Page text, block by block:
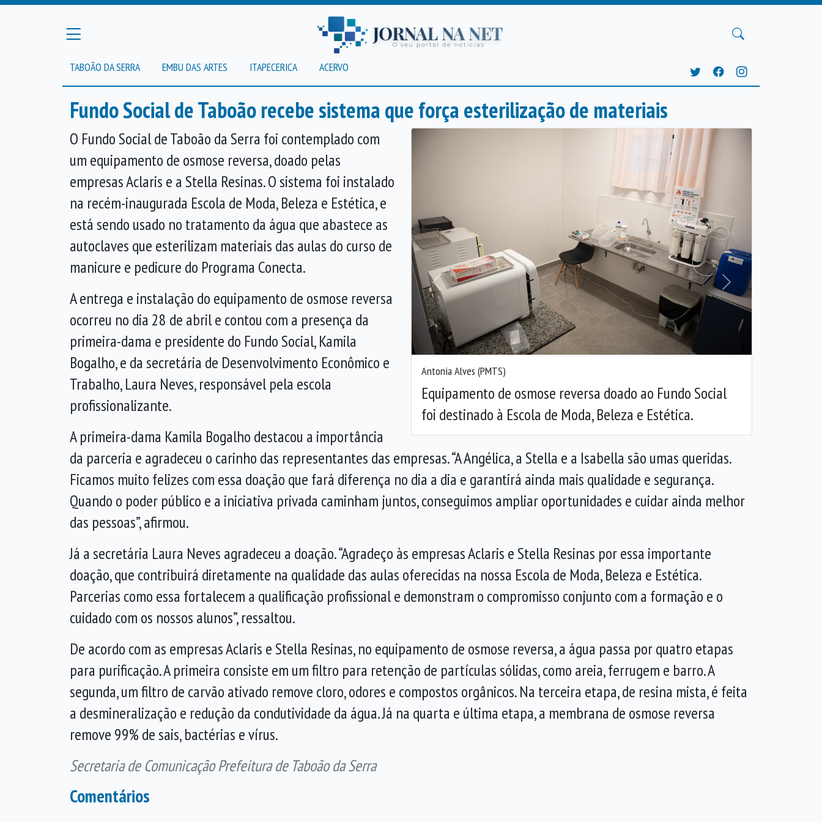
TABOÃO DA SERRA EMBU DAS ARTES ITAPECERICA ACERVO
Fundo Social de Taboão recebe sistema que força esterilização de materiais
Antonia Alves (PMTS)
Equipamento de osmose reversa doado ao Fundo Social
foi destinado à Escola de Moda, Beleza e Estética.
Anterior Próxima
O Fundo Social de Taboão da Serra foi contemplado com
um equipamento de osmose reversa, doado pelas
empresas Aclaris e a Stella Resinas. O sistema foi instalado
na recém-inaugurada Escola de Moda, Beleza e Estética, e
está sendo usado no tratamento da água que abastece as
autoclaves que esterilizam materiais das aulas do curso de
manicure e pedicure do Programa Conecta.
A entrega e instalação do equipamento de osmose reversa
ocorreu no dia 28 de abril e contou com a presença da
primeira-dama e presidente do Fundo Social, Kamila
Bogalho, e da secretária de Desenvolvimento Econômico e
Trabalho, Laura Neves, responsável pela escola
profissionalizante.
A primeira-dama Kamila Bogalho destacou a importância
da parceria e agradeceu o carinho das representantes das empresas. “A Angélica, a Stella e a Isabella são umas queridas.
Ficamos muito felizes com essa doação que fará diferença no dia a dia e garantirá ainda mais qualidade e segurança.
Quando o poder público e a iniciativa privada caminham juntos, conseguimos ampliar oportunidades e cuidar ainda melhor
das pessoas”, afirmou.
Já a secretária Laura Neves agradeceu a doação. “Agradeço às empresas Aclaris e Stella Resinas por essa importante
doação, que contribuirá diretamente na qualidade das aulas oferecidas na nossa Escola de Moda, Beleza e Estética.
Parcerias como essa fortalecem a qualificação profissional e demonstram o compromisso conjunto com a formação e o
cuidado com os nossos alunos”, ressaltou.
De acordo com as empresas Aclaris e Stella Resinas, no equipamento de osmose reversa, a água passa por quatro etapas
para purificação. A primeira consiste em um filtro para retenção de partículas sólidas, como areia, ferrugem e barro. A
segunda, um filtro de carvão ativado remove cloro, odores e compostos orgânicos. Na terceira etapa, de resina mista, é feita
a desmineralização e redução da condutividade da água. Já na quarta e última etapa, a membrana de osmose reversa
remove 99% de sais, bactérias e vírus.
Secretaria de Comunicação Prefeitura de Taboão da Serra
Comentários